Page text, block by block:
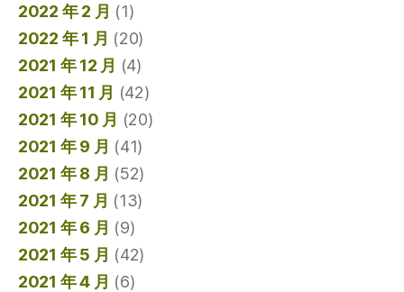
2022 年 2 月 (1)
2022 年 1 月 (20)
2021 年 12 月 (4)
2021 年 11 月 (42)
2021 年 10 月 (20)
2021 年 9 月 (41)
2021 年 8 月 (52)
2021 年 7 月 (13)
2021 年 6 月 (9)
2021 年 5 月 (42)
2021 年 4 月 (6)